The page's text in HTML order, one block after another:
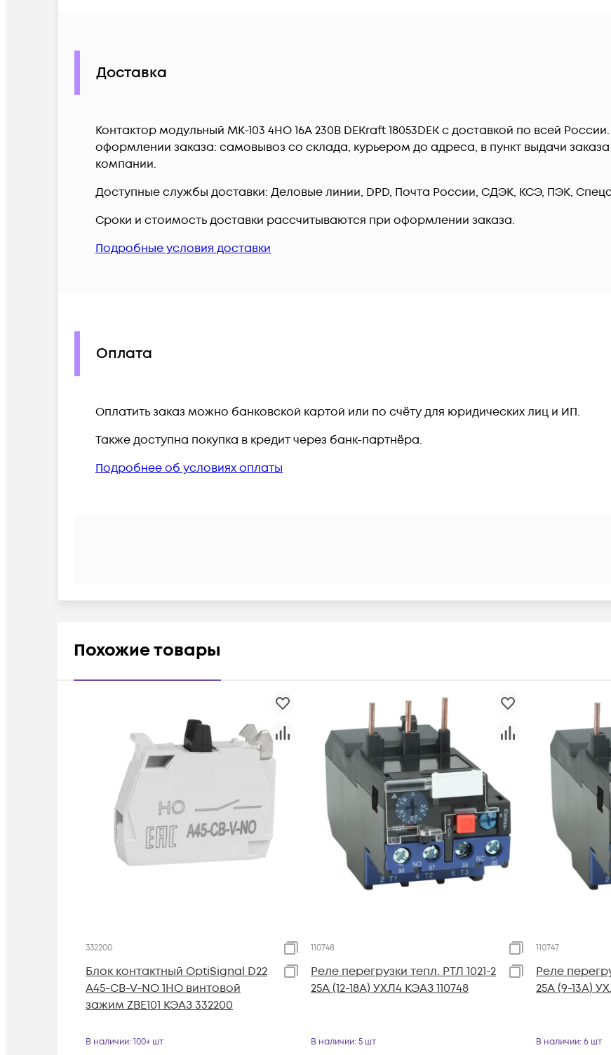
Доставка
Контактор модульный МК-103 4НО 16А 230В DEKraft 18053DEK c доставкой по всей
оформлении заказа: самовывоз со склада, курьером до адреса, в пункт выдачи
компании.
Доступные службы доставки: Деловые линии, DPD, Почта России, СДЭК, КСЭ, ПЭК,
Сроки и стоимость доставки рассчитываются при оформлении заказа.
Подробные условия доставки
Оплата
Оплатить заказ можно банковской картой или по счёту для юридических лиц и ИП.
Также доступна покупка в кредит через банк-партнёра.
Подробнее об условиях оплаты
Похожие товары
332200
Блок контактный OptiSignal D22
A45-CB-V-NO 1НО винтовой
зажим ZBE101 КЭАЗ 332200
В наличии: 100+ шт
110748
Реле перегрузки тепл. РТЛ 1021-2
25А (12-18А) УХЛ4 КЭАЗ 110748
В наличии: 5 шт
110747
Реле
25А (9-13А)
В наличии: 6 шт